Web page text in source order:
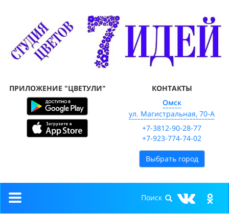
ПРИЛОЖЕНИЕ "ЦВЕТУЛИ"
КОНТАКТЫ
Омск
ул. Магистральная, 70-А
+7-3812-90-28-77
+7-923-774-74-02
Выбрать город
Toggle